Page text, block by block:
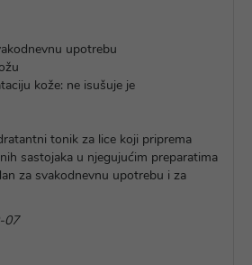
upotrebu
kože: ne isušuje je
tonik za lice koji priprema
sastojaka u njegujućim preparatima
za svakodnevnu upotrebu i za
07